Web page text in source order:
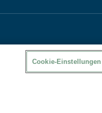
Cookie-Einstellungen